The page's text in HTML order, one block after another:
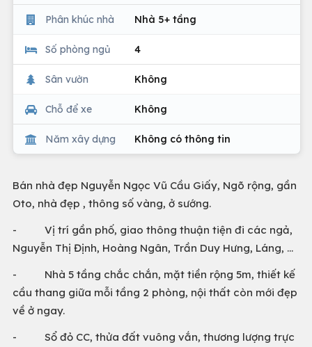
Phân khúc nhà Nhà 5+ tầng
Số phòng ngủ 4
Sân vườn Không
Chỗ để xe Không
Năm xây dựng Không có thông tin
Bán nhà đẹp Nguyễn Ngọc Vũ Cầu Giấy, Ngõ rộng, gần
Oto, nhà đẹp , thông số vàng, ở sướng.
- Vị trí gần phố, giao thông thuận tiện đi các ngả,
Nguyễn Thị Định, Hoàng Ngân, Trần Duy Hưng, Láng, …
- Nhà 5 tầng chắc chắn, mặt tiền rộng 5m, thiết kế
cầu thang giữa mỗi tầng 2 phòng, nội thất còn mới đẹp
về ở ngay.
- Sổ đỏ CC, thửa đất vuông vắn, thương lượng trực